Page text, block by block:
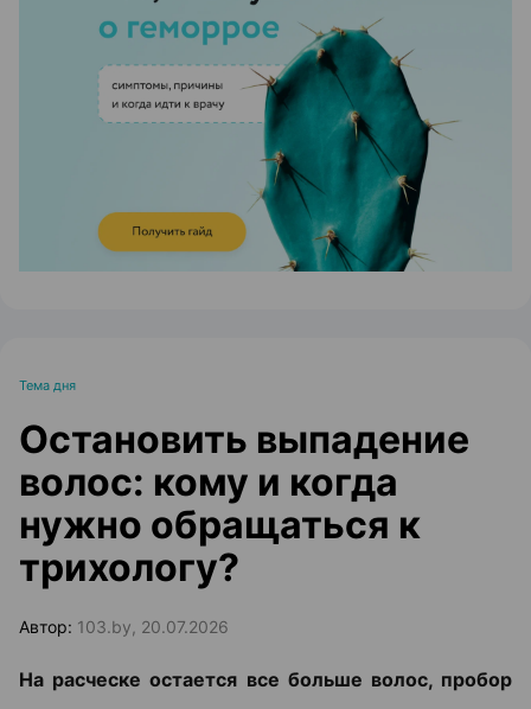
ЭФФЕКТИВНАЯ РЕКЛАМА НА САЙТЕ
Тема дня
Остановить выпадение
волос: кому и когда
нужно обращаться к
трихологу?
Автор: 103.by, 20.07.2026
На расческе остается все больше волос, пробор